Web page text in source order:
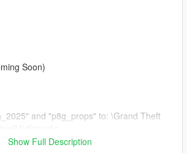
Soon)
and "p8g_props" to: \Grand Theft
Show Full Description